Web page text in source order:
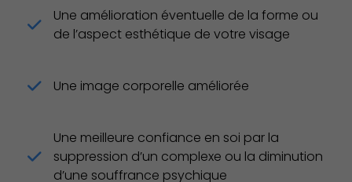
Une amélioration éventuelle de la forme ou
de l’aspect esthétique de votre visage
Une image corporelle améliorée
Une meilleure confiance en soi par la
suppression d’un complexe ou la diminution
d’une souffrance psychique